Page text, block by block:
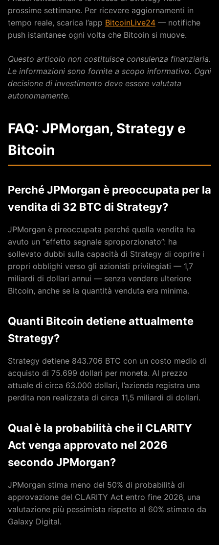
prossime settimane. Per ricevere aggiornamenti in
tempo reale, scarica l’app BitcoinLive24 — notifiche
push istantanee ogni volta che Bitcoin si muove.
Questo articolo non costituisce consulenza finanziaria.
Le informazioni sono fornite a scopo informativo. Ogni
decisione di investimento deve essere valutata
autonomamente.
FAQ: JPMorgan, Strategy e
Bitcoin
Perché JPMorgan è preoccupata per la
vendita di 32 BTC di Strategy?
JPMorgan è preoccupata perché quella vendita ha
avuto un “effetto segnale sproporzionato”: ha
sollevato dubbi sulla capacità di Strategy di coprire i
propri obblighi verso gli azionisti privilegiati — 1,7
miliardi di dollari annui — senza vendere ulteriore
Bitcoin, anche se la quantità venduta era minima.
Quanti Bitcoin detiene attualmente
Strategy?
Strategy detiene 843.706 BTC con un costo medio di
acquisto di 75.699 dollari per moneta. Al prezzo
attuale di circa 63.000 dollari, l’azienda registra una
perdita non realizzata di circa 11,5 miliardi di dollari.
Qual è la probabilità che il CLARITY
Act venga approvato nel 2026
secondo JPMorgan?
JPMorgan stima meno del 50% di probabilità di
approvazione del CLARITY Act entro fine 2026, una
valutazione più pessimista rispetto al 60% stimato da
Galaxy Digital.